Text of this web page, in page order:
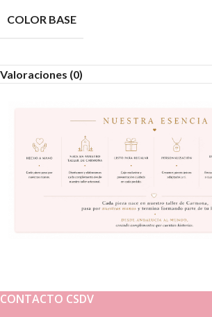
COLOR BASE
Valoraciones (0)
CONTACTO CSDV